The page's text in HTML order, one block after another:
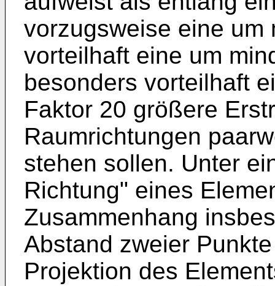
vorzugsweise eine um
vorteilhaft eine um
besonders vorteilhaft
Faktor 20 größere
Raumrichtungen
stehen sollen. Unter
Richtung" eines
Zusammenhang
Abstand zweier
Projektion des